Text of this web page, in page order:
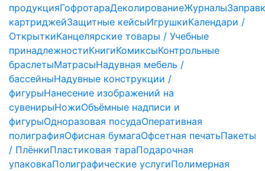
продукцияГофротараДеколированиеЖурналы
картриджейЗащитные кейсыИгрушкиКалендари /
ОткрыткиКанцелярские товары / Учебные
принадлежностиКнигиКомиксыКонтрольные
браслетыМатрасыНадувная мебель /
бассейныНадувные конструкции /
фигурыНанесение изображений на
сувенирыНожиОбъёмные надписи и
фигурыОдноразовая посудаОперативная
полиграфияОфисная бумагаОфсетная печатьПакеты
/ ПлёнкиПластиковая тараПодарочная
упаковкаПолиграфические услугиПолимерная